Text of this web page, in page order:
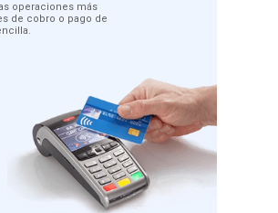
operaciones más
de cobro o pago de